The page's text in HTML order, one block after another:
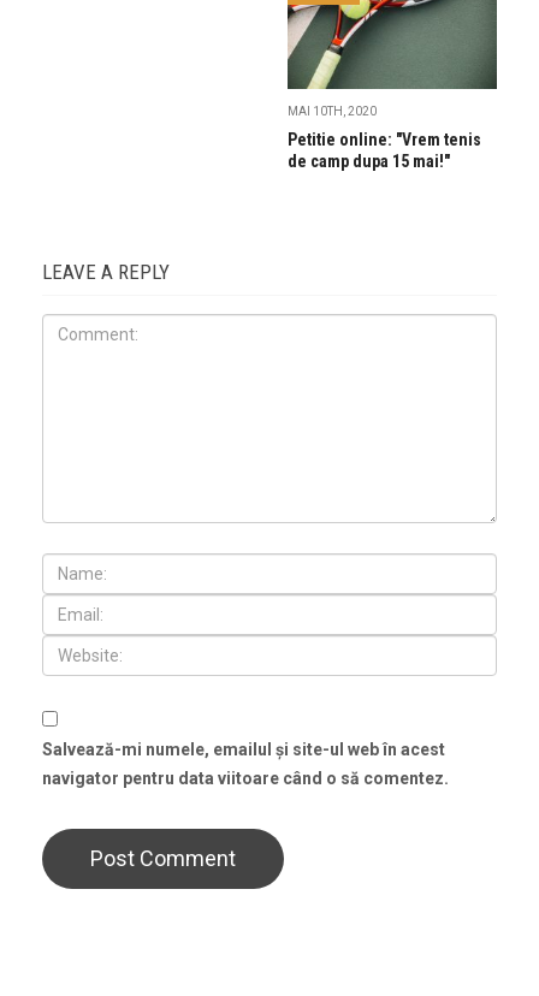
MAI 10TH, 2020
Petitie online: "Vrem tenis
de camp dupa 15 mai!"
LEAVE A REPLY
Salvează-mi numele, emailul și site-ul web în acest
navigator pentru data viitoare când o să comentez.